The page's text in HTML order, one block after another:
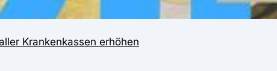
Krankenkassen erhöhen